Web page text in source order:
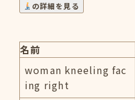
の詳細を見る
名前
woman kneeling fac
ing right